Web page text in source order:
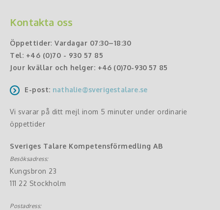
Kontakta oss
Öppettider: Vardagar 07:30–18:30
Tel: +46 (0)70 - 930 57 85
Jour kvällar och helger: +46 (0)70-930 57 85
E-post: nathalie@sverigestalare.se
Vi svarar på ditt mejl inom 5 minuter under ordinarie
öppettider
Sveriges Talare Kompetensförmedling AB
Besöksadress:
Kungsbron 23
111 22 Stockholm
Postadress: